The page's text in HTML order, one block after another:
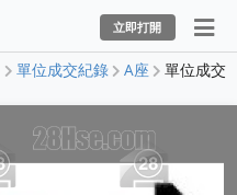
立即打開
單位成交紀錄 A座
單位成交